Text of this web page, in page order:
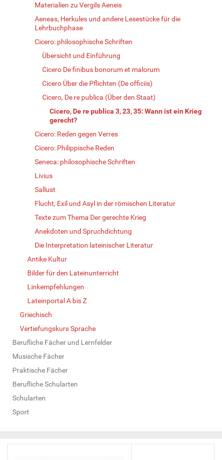
Materialien zu Vergils Aeneis
Aeneas, Herkules und andere Lesestücke für die
Lehrbuchphase
Cicero: philosophische Schriften
Übersicht und Einführung
Cicero De finibus bonorum et malorum
Cicero Über die Pflichten (De officiis)
Cicero, De re publica (Über den Staat)
Cicero, De re publica 3, 23, 35: Wann ist ein Krieg
gerecht?
Cicero: Reden gegen Verres
Cicero: Philippische Reden
Seneca: philosophische Schriften
Livius
Sallust
Flucht, Exil und Asyl in der römischen Literatur
Texte zum Thema Der gerechte Krieg
Anekdoten und Spruchdichtung
Die Interpretation lateinischer Literatur
Antike Kultur
Bilder für den Lateinunterricht
Linkempfehlungen
Lateinportal A bis Z
Griechisch
Vertiefungskurs Sprache
Berufliche Fächer und Lernfelder
Musische Fächer
Praktische Fächer
Berufliche Schularten
Schularten
Sport